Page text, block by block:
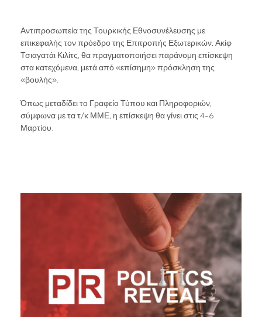
Αντιπροσωπεία της Τουρκικής Εθνοσυνέλευσης με
επικεφαλής τον πρόεδρο της Επιτροπής Εξωτερικών, Ακίφ
Τσιαγατάι Κιλίτς, θα πραγματοποιήσει παράνομη επίσκεψη
στα κατεχόμενα, μετά από «επίσημη» πρόσκληση της
«βουλής».
Όπως μεταδίδει το Γραφείο Τύπου και Πληροφοριών,
σύμφωνα με τα τ/κ ΜΜΕ, η επίσκεψη θα γίνει στις 4-6
Μαρτίου.